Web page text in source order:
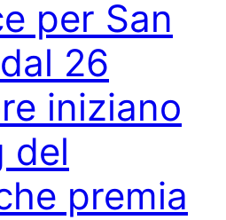
per San
26
iniziano
del
premia